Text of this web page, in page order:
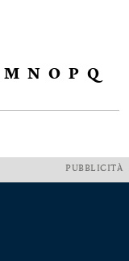
M N O P Q
PUBBLICITÀ